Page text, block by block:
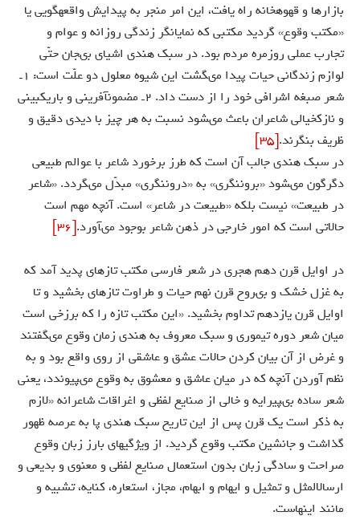
بازارها و قهوه‏خانه راه يافت، اين امر منجر به پيدايش واقعه‏گويى يا
«مكتب وقوع» گرديد مكتبى كه نمايانگر زندگى روزانه و عوام و
تجارب عملى روزمره مردم بود. در سبك هندى اشياى بى‏جان حتّى
لوازم زندگانى حيات پيدا مى‏گشت اين شيوه معلول دو علّت است: 1ـ
شعر صبغه اشرافى خود را از دست داد. 2ـ مضمون‏آفرينى و باريك‏بينى
و نازك‏خيالى شاعران باعث مى‏شود نسبت به هر چيز با ديدى دقيق و
ظريف بنگرند.[35]
در سبك هندى جالب آن است كه طرز برخورد شاعر با عوالم طبيعى
دگرگون مى‏شود «برون‏نگرى» به «درون‏نگرى» مبدّل مى‏گردد. «شاعر
در طبيعت» نيست بلكه «طبيعت در شاعر» است. آنچه مهم است
حالاتى است كه امور خارجى در ذهن شاعر بوجود مى‏آورد.[36]
در اوايل قرن دهم هجرى در شعر فارسى مكتب تازه‏اى پديد آمد كه
به غزل خشك و بى‏روح قرن نهم حيات و طراوت تازه‏اى بخشيد و تا
اوايل قرن يازدهم تداوم بخشيد. «اين مكتب تازه را كه برزخى است
ميان شعر دوره تيمورى و سبك معروف به هندى زمان وقوع مى‏گفتند
و غرض از آن بيان كردن حالات عشق و عاشقى از روى واقع بود و به
نظم آوردن آنچه كه در ميان عاشق و معشوق به وقوع مى‏پيوندد، يعنى
شعر ساده بى‏پيرايه و خالى از صنايع لفظى و اغراقات شاعرانه «لازم
به ذكر است يك قرن پس از اين تاريخ سبك هندى پا به عرصه ظهور
گذاشت و جانشين مكتب وقوع گرديد. از ويژگيهاى بارز زبان وقوع
صراحت و سادگى زبان بدون استعمال صنايع لفظى و معنوى و بديعى و
ارسال‏المثل و تمثيل و ايهام و ابهام، مجاز، استعاره، كنايه، تشبيه و
مانند اينهاست.